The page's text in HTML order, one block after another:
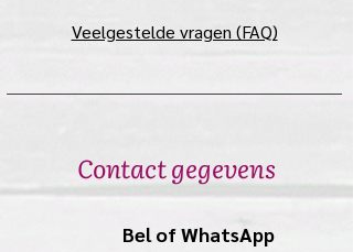
Veelgestelde vragen (FAQ)
Contact gegevens
Bel of WhatsApp